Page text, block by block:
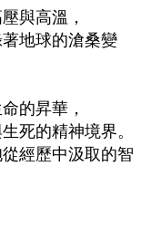
與高溫，
地球的滄桑變
的昇華，
死的精神境界。
經歷中汲取的智